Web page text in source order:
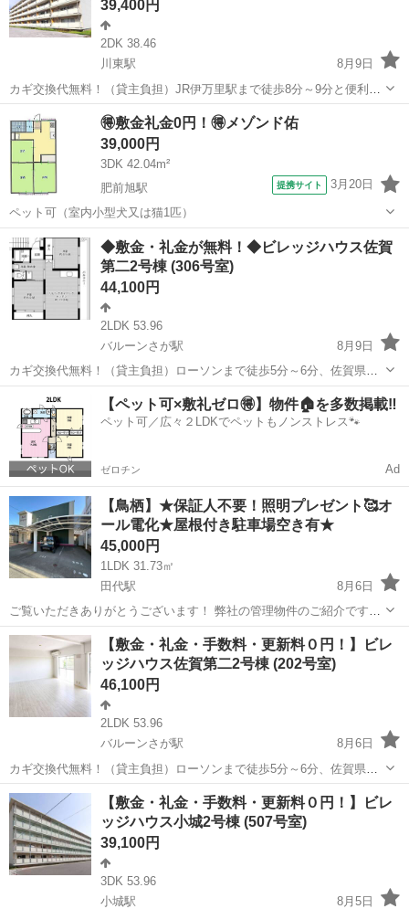
39,400円
2DK 38.46
川東駅
8月9日
カギ交換代無料！（貸主負担）JR伊万里駅まで徒歩8分～9分と便利な
立地です。フリーレント1ヶ月＋最大3万円引越サポートあり！敷金・
礼金・更新料・鍵交換手数料0円！※契約内容や審査の結果、敷金をお
預かりする場合がございます。み...
佐賀 伊万里市 川東駅 アパート
🉐敷金礼金0円！🉐メゾンド佑
39,000円
3DK 42.04m²
肥前旭駅
提携サイト 3月20日
ペット可（室内小型犬又は猫1匹）
佐賀 鳥栖市 肥前旭駅 アパート
◆敷金・礼金が無料！◆ビレッジハウス佐賀
第二2号棟 (306号室)
44,100円
2LDK 53.96
バルーンさが駅
8月9日
カギ交換代無料！（貸主負担）ローソンまで徒歩5分～6分、佐賀県立
森林公園まで徒歩7分～8分と便利な立地です。フリーレント1ヶ月＋最
大3万円引越サポートあり！敷金・礼金・更新料・鍵交換手数料0円！
※契約内容や審査の結果、敷金を...
バルーンさが駅 アパート ビレッジハウス
【ペット可×敷礼ゼロ🉐】物件🏠を多数掲載‼️
ペット可／広々２LDKでペットもノンストレス🐾
ゼロチン Ad
【鳥栖】★保証人不要！照明プレゼント🥰オ
ール電化★屋根付き駐車場空き有★
45,000円
1LDK 31.73㎡
田代駅
8月6日
ご覧いただきありがとうございます！ 弊社の管理物件のご紹介です♪
内見可能です！お問い合わせお待ちしております(^^) 物件名：アイリ
ハイツ 202 ★即入居可能！ ★保証人なし相談ＯＫ ★オール電化で
経...
佐賀 鳥栖市 田代駅 アパート 仲介手数料
【敷金・礼金・手数料・更新料０円！】ビレ
ッジハウス佐賀第二2号棟 (202号室)
46,100円
2LDK 53.96
バルーンさが駅
8月6日
カギ交換代無料！（貸主負担）ローソンまで徒歩5分～6分、佐賀県立
森林公園まで徒歩7分～8分と便利な立地です。フリーレント1ヶ月＋最
大3万円引越サポートあり！敷金・礼金・更新料・鍵交換手数料0円！
※契約内容や審査の結果、敷金を...
佐賀 佐賀市 バルーンさが駅 アパート ビレッジハウス
【敷金・礼金・手数料・更新料０円！】ビレ
ッジハウス小城2号棟 (507号室)
39,100円
3DK 53.96
小城駅
8月5日